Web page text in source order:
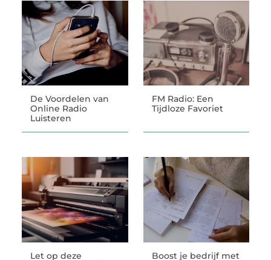
De Voordelen van
Online Radio
Luisteren
FM Radio: Een
Tijdloze Favoriet
Let op deze
Boost je bedrijf met